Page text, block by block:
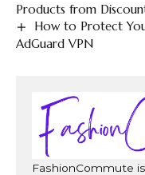
Products from
How to Protect
AdGuard VPN
FashionCommute